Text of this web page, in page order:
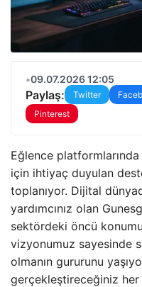
•09.07.2026 12:05
Paylaş: Twitter
Pinterest
Eğlence
için ihtiyaç duyulan
toplanıyor. Dijital
yardımcınız olan
sektördeki öncü
vizyonumuz sayesinde
olmanın gururunu
gerçekleştireceğiniz